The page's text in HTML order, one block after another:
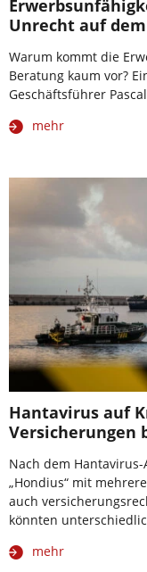
Unrecht auf
Warum kommt die
Beratung kaum vor?
Geschäftsführer
mehr
Hantavirus auf
Versicherungen
Nach dem
„Hondius“ mit
auch
könnten
mehr